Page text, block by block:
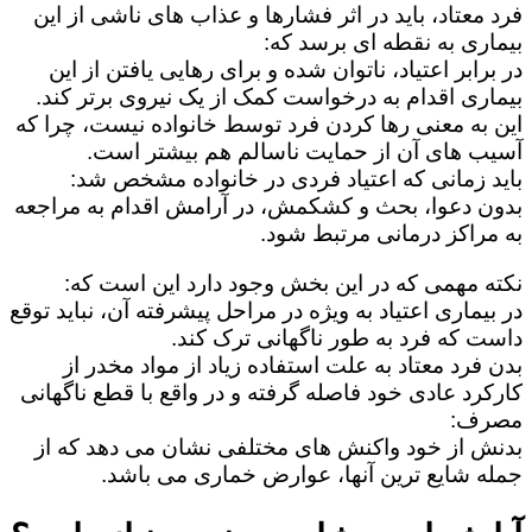
فرد معتاد، باید در اثر فشارها و عذاب های ناشی از این
بیماری به نقطه ای برسد که:
در برابر اعتیاد، ناتوان شده و برای رهایی یافتن از این
بیماری اقدام به درخواست کمک از یک نیروی برتر کند.
این به معنی رها کردن فرد توسط خانواده نیست، چرا که
آسیب های آن از حمایت ناسالم هم بیشتر است.
باید زمانی که اعتیاد فردی در خانواده مشخص شد:
بدون دعوا، بحث و کشکمش، در آرامش اقدام به مراجعه
به مراکز درمانی مرتبط شود.
نکته مهمی که در این بخش وجود دارد این است که:
در بیماری اعتیاد به ویژه در مراحل پیشرفته آن، نباید توقع
داست که فرد به طور ناگهانی ترک کند.
بدن فرد معتاد به علت استفاده زیاد از مواد مخدر از
کارکرد عادی خود فاصله گرفته و در واقع با قطع ناگهانی
مصرف:
بدنش از خود واکنش های مختلفی نشان می دهد که از
جمله شایع ترین آنها، عوارض خماری می باشد.